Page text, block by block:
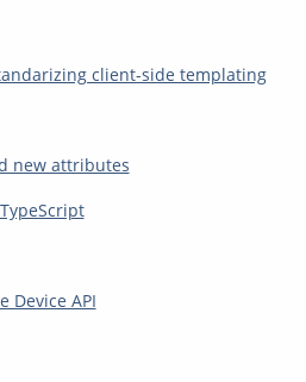
client-side templating
new attributes
Device API